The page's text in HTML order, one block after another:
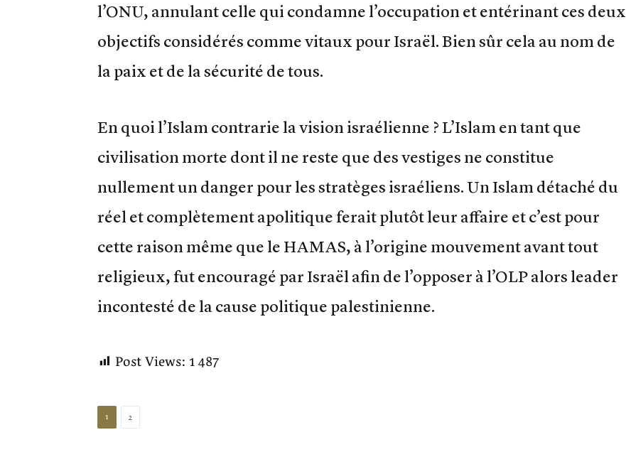
l’ONU, annulant celle qui condamne l’occupation et entérinant ces deux
objectifs considérés comme vitaux pour Israël. Bien sûr cela au nom de
la paix et de la sécurité de tous.
En quoi l’Islam contrarie la vision israélienne ? L’Islam en tant que
civilisation morte dont il ne reste que des vestiges ne constitue
nullement un danger pour les stratèges israéliens. Un Islam détaché du
réel et complètement apolitique ferait plutôt leur affaire et c’est pour
cette raison même que le HAMAS, à l’origine mouvement avant tout
religieux, fut encouragé par Israël afin de l’opposer à l’OLP alors leader
incontesté de la cause politique palestinienne.
Post Views:1 487
1 2